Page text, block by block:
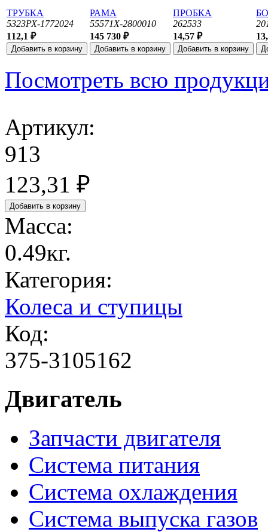
ТРУБКА
5323РХ-1772024
112,1 ₽
РАМА
55571Х-2800010
145 730 ₽
ПРОБКА
262533
14,57 ₽
Посмотреть всю
Артикул:
913
123,31 ₽
Масса:
0.49кг.
Категория:
Колеса и ступицы
Код:
375-3105162
Двигатель
Запчасти двигателя
Система питания
Система охлаждения
Система выпуска газов